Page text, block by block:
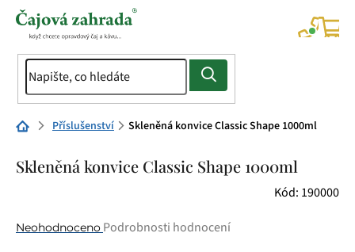
Přejít
Domů Příslušenství Skleněná konvice Classic Shape 1000ml
Skleněná konvice Classic Shape 1000ml
Kód: 190000
Průměrné
Neohodnoceno Podrobnosti hodnocení